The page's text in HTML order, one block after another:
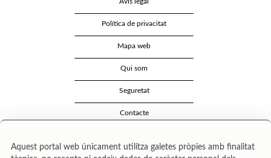
Política de privacitat
Mapa web
Qui som
Seguretat
Contacte
Aquest portal web únicament utilitza galetes pròpies amb finalitat